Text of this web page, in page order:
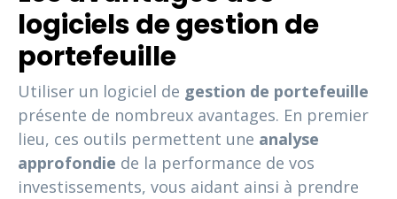
logiciels de gestion de
portefeuille
Utiliser un logiciel de gestion de portefeuille
présente de nombreux avantages. En premier
lieu, ces outils permettent une analyse
approfondie de la performance de vos
investissements, vous aidant ainsi à prendre